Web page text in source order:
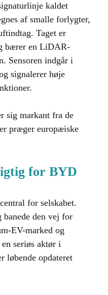
kaldet
af smalle forlygter,
Taget er
bærer en LiDAR-
Sensoren indgår i
signalerer høje
sig markant fra de
præger europæiske
for BYD
for selskabet.
banede den vej for
EV-marked og
seriøs aktør i
løbende opdateret